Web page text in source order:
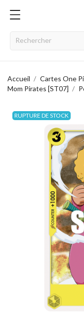
Accueil Cartes One
Mom Pirates [ST07]
RUPTURE DE STOCK